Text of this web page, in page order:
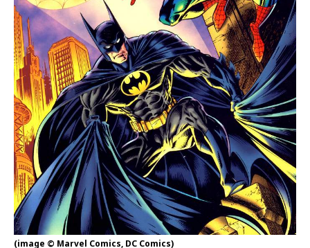
(image © Marvel Comics, DC Comics)